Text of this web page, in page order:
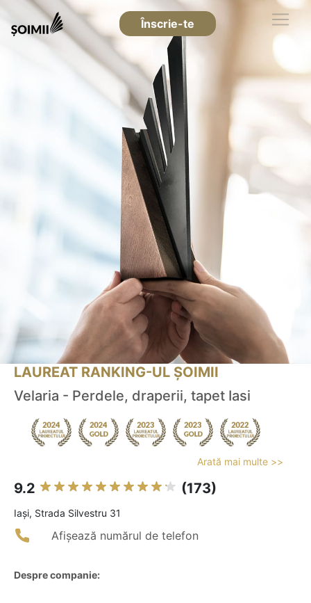
Înscrie-te
LAUREAT RANKING-UL ȘOIMII
Velaria - Perdele, draperii, tapet Iasi
Arată mai multe >>
9.2 (173)
Iaşi, Strada Silvestru 31
Afișează numărul de telefon
Despre companie: